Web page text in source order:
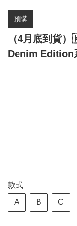
預購
（4月底到貨
Denim Edition
款式
A B C